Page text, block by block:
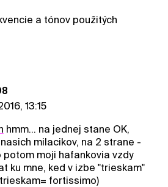
a tónov použitých
13:15
hmm... na jednej stane OK,
milacikov, na 2 strane -
potom moji hafankovia vzdy
ku mne, ked v izbe "trieskam"
fortissimo)